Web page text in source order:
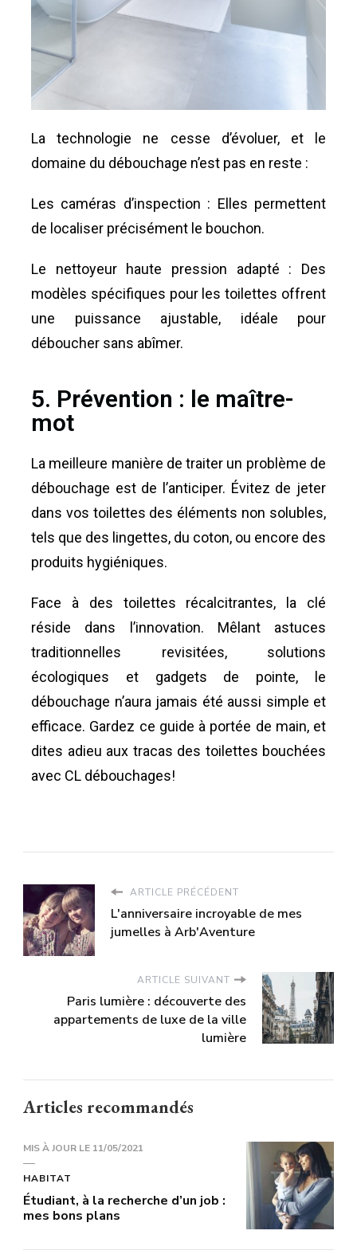
La technologie ne cesse d’évoluer, et le
domaine du débouchage n’est pas en reste :
Les caméras d’inspection : Elles permettent
de localiser précisément le bouchon.
Le nettoyeur haute pression adapté : Des
modèles spécifiques pour les toilettes offrent
une puissance ajustable, idéale pour
déboucher sans abîmer.
5. Prévention : le maître-
mot
La meilleure manière de traiter un problème de
débouchage est de l’anticiper. Évitez de jeter
dans vos toilettes des éléments non solubles,
tels que des lingettes, du coton, ou encore des
produits hygiéniques.
Face à des toilettes récalcitrantes, la clé
réside dans l’innovation. Mêlant astuces
traditionnelles revisitées, solutions
écologiques et gadgets de pointe, le
débouchage n’aura jamais été aussi simple et
efficace. Gardez ce guide à portée de main, et
dites adieu aux tracas des toilettes bouchées
avec CL débouchages!
ARTICLE PRÉCÉDENT
L'anniversaire incroyable de mes
jumelles à Arb'Aventure
ARTICLE SUIVANT
Paris lumière : découverte des
appartements de luxe de la ville
lumière
Articles recommandés
MIS À JOUR LE 11/05/2021
HABITAT
Étudiant, à la recherche d’un job :
mes bons plans